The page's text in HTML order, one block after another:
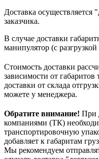
Доставка осуществляется
заказчика.
В случае доставки
манипулятор (с
Стоимость доставки
зависимости от габаритов
доставки от склада
можете у менеджера.
Обратите внимание! При
компаниями (ТК)
транспортировочную
добавляет к габаритам
Мы рекомендуем